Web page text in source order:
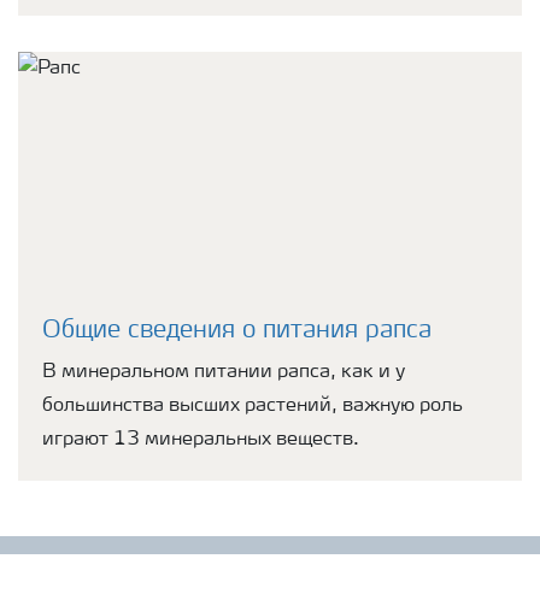
Общие сведения о питания рапса
В минеральном питании рапса, как и у
большинства высших растений, важную роль
играют 13 минеральных веществ.